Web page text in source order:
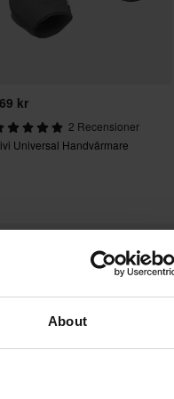
About
kr
2 Recensioner
Universal Handvärmare